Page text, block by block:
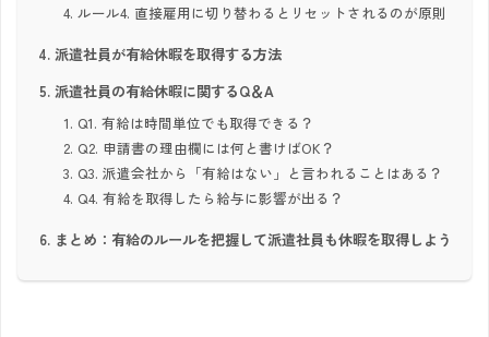
ルール4. 直接雇用に切り替わるとリセットされるのが原則
派遣社員が有給休暇を取得する方法
派遣社員の有給休暇に関するQ＆A
Q1. 有給は時間単位でも取得できる？
Q2. 申請書の理由欄には何と書けばOK？
Q3. 派遣会社から「有給はない」と言われることはある？
Q4. 有給を取得したら給与に影響が出る？
まとめ：有給のルールを把握して派遣社員も休暇を取得しよう